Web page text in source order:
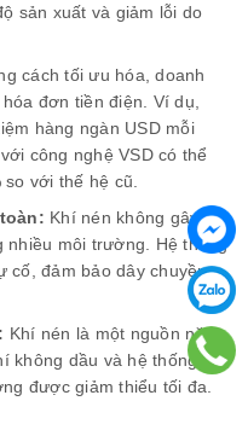
sản xuất và giảm lỗi do
cách tối ưu hóa, doanh
đơn tiền điện. Ví dụ,
hàng ngàn USD mỗi
công nghệ VSD có thể
với thế hệ cũ.
Khí nén không gây
nhiều môi trường. Hệ thống
cố, đảm bảo dây chuyền
Khí nén là một nguồn năng
không dầu và hệ thống thu
được giảm thiểu tối đa.